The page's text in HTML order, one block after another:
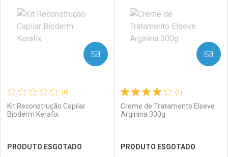
Laboratório
Ver Desconto Convênio
Por Menos Laboratório
Ver Desconto Convênio
Por Menos
(0)
Kit Reconstrução Capilar
Bioderm Kerafix
PRODUTO ESGOTADO
AVISE-ME
(1)
Creme de Tratamento Elseve
Arginina 300g
PRODUTO ESGOTADO
AVISE-ME